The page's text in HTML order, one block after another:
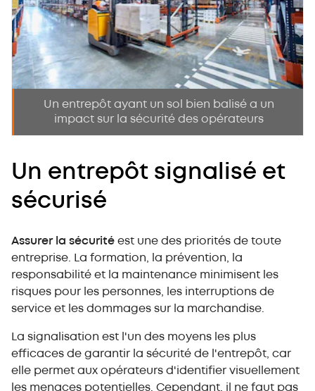
Un entrepôt ayant un sol bien balisé a un
impact sur la sécurité des opérateurs
Un entrepôt signalisé et
sécurisé
Assurer la sécurité est une des priorités de toute
entreprise. La formation, la prévention, la
responsabilité et la maintenance minimisent les
risques pour les personnes, les interruptions de
service et les dommages sur la marchandise.
La signalisation est l'un des moyens les plus
efficaces de garantir la sécurité de l'entrepôt, car
elle permet aux opérateurs d'identifier visuellement
les menaces potentielles. Cependant, il ne faut pas